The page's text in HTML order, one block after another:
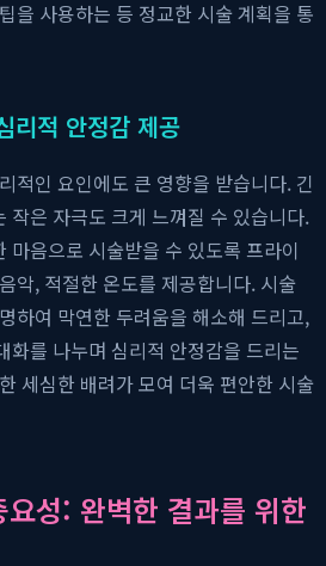
을 사용하는 등 정교한 시술 계획을 통
리적 안정감 제공
적인 요인에도 큰 영향을 받습니다. 긴
작은 자극도 크게 느껴질 수 있습니다.
마음으로 시술받을 수 있도록 프라이
악, 적절한 온도를 제공합니다. 시술
하여 막연한 두려움을 해소해 드리고,
화를 나누며 심리적 안정감을 드리는
세심한 배려가 모여 더욱 편안한 시술
성: 완벽한 결과를 위한